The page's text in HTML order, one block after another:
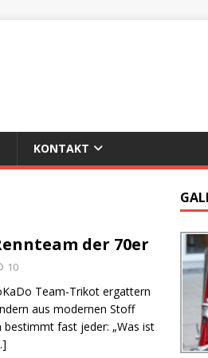
KONTAKT
der 70er
10
Team-Trikot ergattern
aus modernen Stoff
bestimmt fast jeder: „Was ist